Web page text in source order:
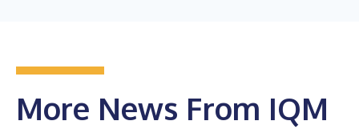
More News From IQM